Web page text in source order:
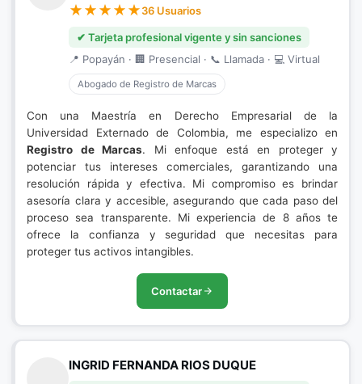
36 Usuarios
✔ Tarjeta profesional vigente y sin sanciones
📍 Popayán · 🏢 Presencial · 📞 Llamada · 💻 Virtual
Abogado de Registro de Marcas
Con una Maestría en Derecho Empresarial de la
Universidad Externado de Colombia, me especializo en
Registro de Marcas. Mi enfoque está en proteger y
potenciar tus intereses comerciales, garantizando una
resolución rápida y efectiva. Mi compromiso es brindar
asesoría clara y accesible, asegurando que cada paso del
proceso sea transparente. Mi experiencia de 8 años te
ofrece la confianza y seguridad que necesitas para
proteger tus activos intangibles.
Contactar
INGRID FERNANDA RIOS DUQUE